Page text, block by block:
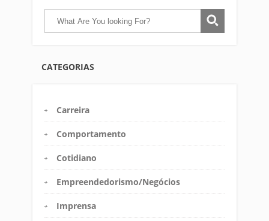
CATEGORIAS
Carreira
Comportamento
Cotidiano
Empreendedorismo/Negócios
Imprensa